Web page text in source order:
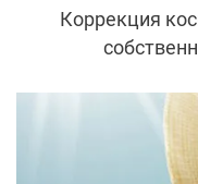
Коррекция
фигуры,